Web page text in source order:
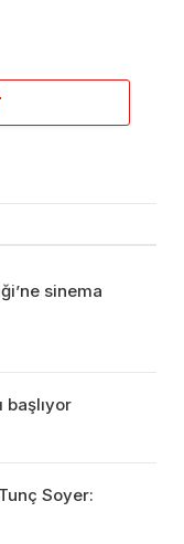
sinema
başlıyor
Soyer: